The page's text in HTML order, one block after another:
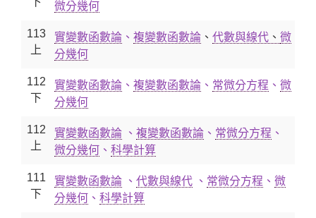
微分幾何
113
上
實變數函數論 、 複變數函數論 、 代數與線代 、 微
分幾何
112
下
實變數函數論 、 複變數函數論 、 常微分方程 、 微
分幾何
112
上
實變數函數論 、 複變數函數論 、 常微分方程 、
微分幾何 、 科學計算
111
下
實變數函數論 、 代數與線代 、 常微分方程 、 微
分幾何 、 科學計算